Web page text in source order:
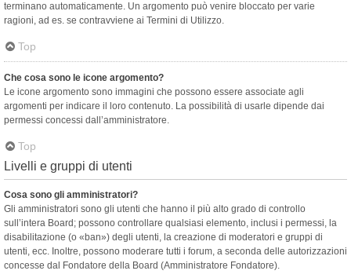
terminano automaticamente. Un argomento può venire bloccato per varie
ragioni, ad es. se contravviene ai Termini di Utilizzo.
Top
Che cosa sono le icone argomento?
Le icone argomento sono immagini che possono essere associate agli
argomenti per indicare il loro contenuto. La possibilità di usarle dipende dai
permessi concessi dall’amministratore.
Top
Livelli e gruppi di utenti
Cosa sono gli amministratori?
Gli amministratori sono gli utenti che hanno il più alto grado di controllo
sull’intera Board; possono controllare qualsiasi elemento, inclusi i permessi, la
disabilitazione (o «ban») degli utenti, la creazione di moderatori e gruppi di
utenti, ecc. Inoltre, possono moderare tutti i forum, a seconda delle autorizzazioni
concesse dal Fondatore della Board (Amministratore Fondatore).